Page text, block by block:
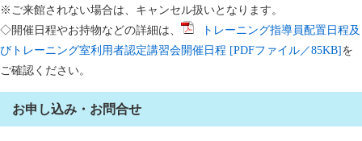
※ご来館されない場合は、キャンセル扱いとなります。
◇開催日程やお持物などの詳細は、
トレーニング指導員配置日程及
びトレーニング室利用者認定講習会開催日程 [PDFファイル／85KB] を
ご確認ください。
お申し込み・お問合せ